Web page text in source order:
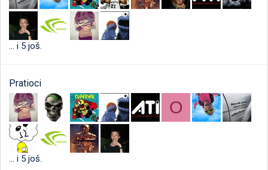
... i 5 još.
Pratioci
O
... i 5 još.